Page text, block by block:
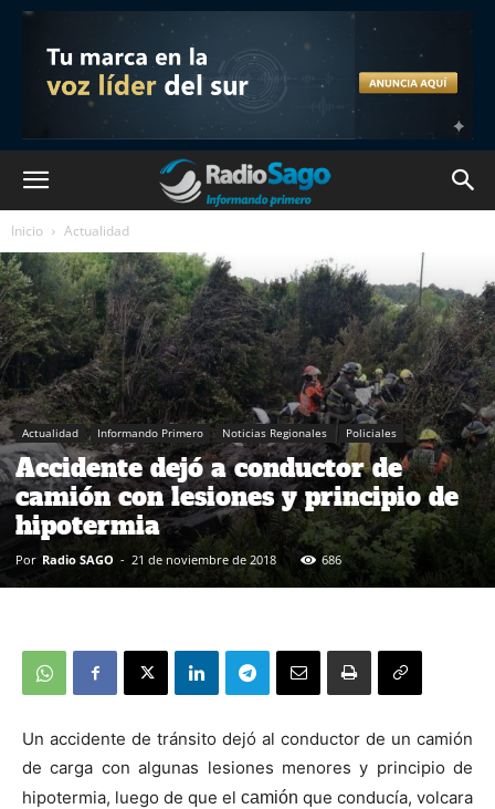
Inicio Actualidad
Actualidad Informando Primero Noticias Regionales Policiales
Accidente dejó a conductor de
camión con lesiones y principio de
hipotermia
Por Radio SAGO - 21 de noviembre de 2018 686
Un accidente de tránsito dejó al conductor de un camión
de carga con algunas lesiones menores y principio de
hipotermia, luego de que el camión que conducía, volcara